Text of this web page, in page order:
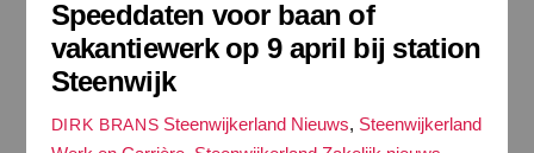
Speeddaten voor baan of
vakantiewerk op 9 april bij station
Steenwijk
DIRK BRANS Steenwijkerland Nieuws, Steenwijkerland